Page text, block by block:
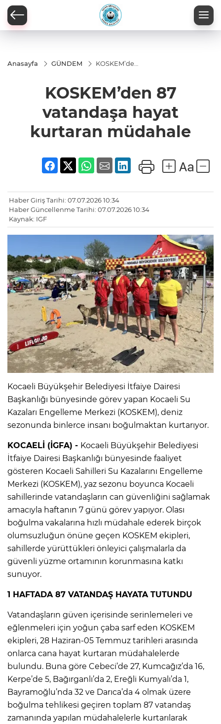
Anasayfa GÜNDEM
KOSKEM’den
kurtaran
müdahale
KOSKEM’den 87
vatandaşa hayat
kurtaran müdahale
Haber Giriş Tarihi: 07.07.2026 10:34
Haber Güncellenme Tarihi: 07.07.2026 10:34
Kaynak: IGF
Kocaeli Büyükşehir Belediyesi İtfaiye Dairesi
Başkanlığı bünyesinde görev yapan Kocaeli Su
Kazaları Engelleme Merkezi (KOSKEM), deniz
sezonunda binlerce insanı boğulmaktan kurtarıyor.
KOCAELİ (İGFA) - Kocaeli Büyükşehir Belediyesi
İtfaiye Dairesi Başkanlığı bünyesinde faaliyet
gösteren Kocaeli Sahilleri Su Kazalarını Engelleme
Merkezi (KOSKEM), yaz sezonu boyunca Kocaeli
sahillerinde vatandaşların can güvenliğini sağlamak
amacıyla haftanın 7 günü görev yapıyor. Olası
boğulma vakalarına hızlı müdahale ederek birçok
olumsuzluğun önüne geçen KOSKEM ekipleri,
sahillerde yürüttükleri önleyici çalışmalarla da
güvenli yüzme ortamının korunmasına katkı
sunuyor.
1 HAFTADA 87 VATANDAŞ HAYATA TUTUNDU
Vatandaşların güven içerisinde serinlemeleri ve
eğlenmeleri için yoğun çaba sarf eden KOSKEM
ekipleri, 28 Haziran-05 Temmuz tarihleri arasında
onlarca cana hayat kurtaran müdahalelerde
bulundu. Buna göre Cebeci’de 27, Kumcağız’da 16,
Kerpe’de 5, Bağırganlı’da 2, Ereğli Kumyalı’da 1,
Bayramoğlu’nda 32 ve Darıca’da 4 olmak üzere
boğulma tehlikesi geçiren toplam 87 vatandaş
zamanında yapılan müdahalelerle kurtarılarak